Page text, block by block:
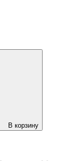
В корзину